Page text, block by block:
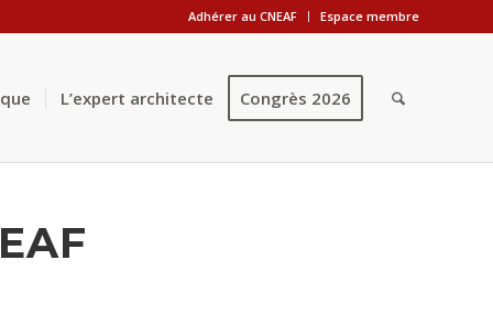
Adhérer au CNEAF Espace membre
L’expert architecte Congrès 2026